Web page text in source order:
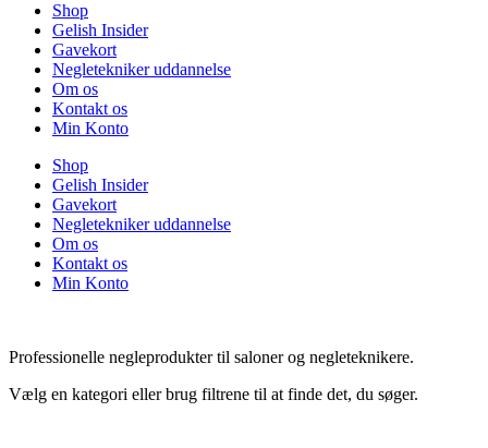
Shop
Gelish Insider
Gavekort
Negletekniker uddannelse
Om os
Kontakt os
Min Konto
Shop
Gelish Insider
Gavekort
Negletekniker uddannelse
Om os
Kontakt os
Min Konto
Professionelle negleprodukter til saloner og negleteknikere.
Vælg en kategori eller brug filtrene til at finde det, du søger.